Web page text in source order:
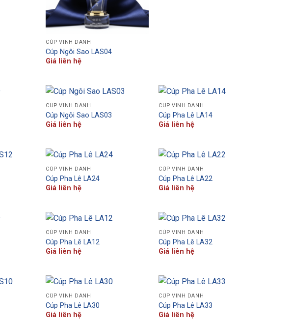
CÚP VINH DANH
Cúp Ngôi Sao LAS04
Giá liên hệ
CÚP VINH DANH
Cúp Ngôi Sao LAS03
Giá liên hệ
CÚP VINH DANH
Cúp Pha Lê LA14
Giá liên hệ
CÚP VINH DANH
Cúp Pha Lê LA24
Giá liên hệ
CÚP VINH DANH
Cúp Pha Lê LA22
Giá liên hệ
CÚP VINH DANH
Cúp Pha Lê LA12
Giá liên hệ
CÚP VINH DANH
Cúp Pha Lê LA32
Giá liên hệ
CÚP VINH DANH
Cúp Pha Lê LA30
Giá liên hệ
CÚP VINH DANH
Cúp Pha Lê LA33
Giá liên hệ